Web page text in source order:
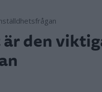
är den